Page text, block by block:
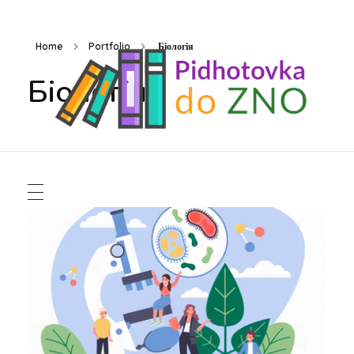
Home Portfolio Біологія
Біологія